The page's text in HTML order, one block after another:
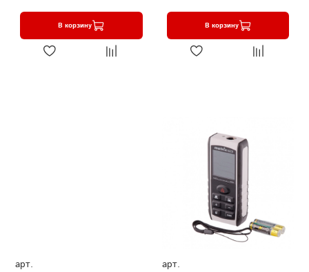
В корзину В корзину
арт.
арт.